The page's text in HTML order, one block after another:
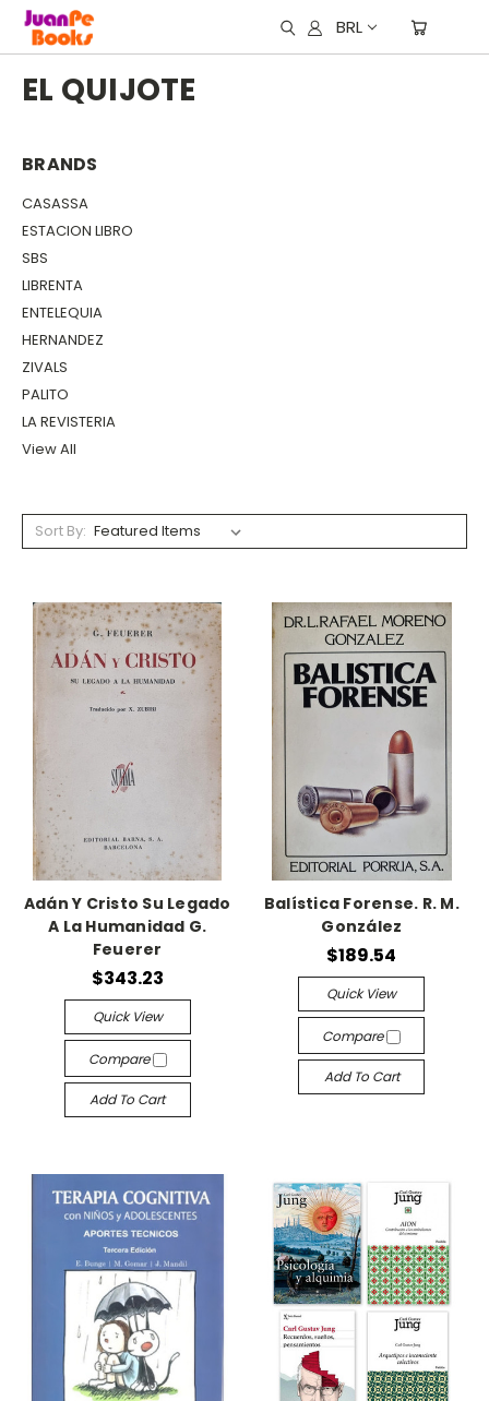
BRL
EL QUIJOTE
BRANDS
CASASSA
ESTACION LIBRO
SBS
LIBRENTA
ENTELEQUIA
HERNANDEZ
ZIVALS
PALITO
LA REVISTERIA
View All
Sort By:
Adán Y Cristo Su Legado
A La Humanidad G.
Feuerer
$343.23
Quick View
Compare
Add To Cart
Balística Forense. R. M.
González
$189.54
Quick View
Compare
Add To Cart